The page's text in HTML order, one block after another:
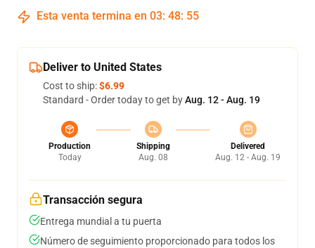
Esta venta termina en 03: 48: 54
Deliver to United States
Cost to ship:$6.99
Standard - Order today to get byAug. 12 - Aug. 19
Production
Today
Shipping
Aug. 08
Delivered
Aug. 12 - Aug. 19
Transacción segura
Entrega mundial a tu puerta
Número de seguimiento proporcionado para todos los